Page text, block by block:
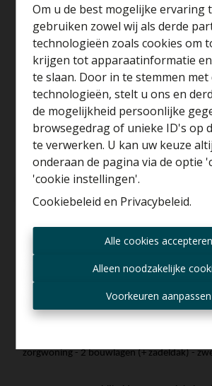
Om u de best mogelijke ervaring
gebruiken zowel wij als derde
technologieën zoals cookies om
krijgen tot apparaatinformatie
te slaan. Door in te stemmen met
technologieën, stelt u ons en
de mogelijkheid persoonlijke
browsegedrag of unieke ID's op
te verwerken. U kan uw keuze
onderaan de pagina via de optie
'cookie instellingen'.
Cookiebeleid en Privacybeleid.
Alle cookies accepteren
Alleen noodzakelijke
Voorkeuren aanpassen
Info aanvragen
centrum van het bruisende Londerzeel
5 bouwgronden! De bouwvoorschriften
HOB (9a 35ca) met een potentiële
+/- 307,50 m² (!) zijn als volgt:
zorgwoning - 2 bouwlagen (+ zadeldak) -
Benieuwd naar de
waarde van je
Gratis schatting
Altijd als eerste op
hoogte zijn van
aanbiedingen?
Ontvang aanbod per